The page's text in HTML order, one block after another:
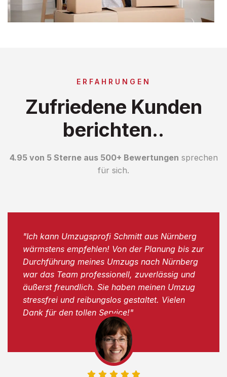
ERFAHRUNGEN
Zufriedene Kunden
berichten..
4.95 von 5 Sterne aus 500+ Bewertungen sprechen
für sich.
"Ich kann Umzugsprofi Schmitt aus Nürnberg
wärmstens empfehlen! Von der Planung bis zur
Durchführung meines Umzugs nach Nürnberg
war das Team professionell, zuverlässig und
äußerst freundlich. Sie haben meinen Umzug
stressfrei und reibungslos gestaltet. Vielen
Dank für den tollen Service!"